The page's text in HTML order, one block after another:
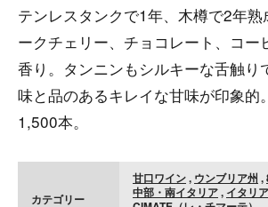
テンレスタンクで1年、木樽で2年
ークチェリー、チョコレート、コー
香り。タンニンもシルキーな舌触り
味と品のあるキレイな甘味が印象的
1,500本。
カテゴリー
甘口ワイン, ウンブリア州 ,
中部・南イタリア, イタリ